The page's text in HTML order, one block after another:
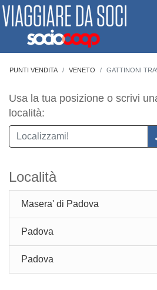
PUNTI VENDITA VENETO GATTINONI
Usa la tua posizione o scrivi
località:
Località
Masera' di Padova
Padova
Padova